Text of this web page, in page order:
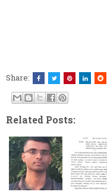
Share:
Related Posts: